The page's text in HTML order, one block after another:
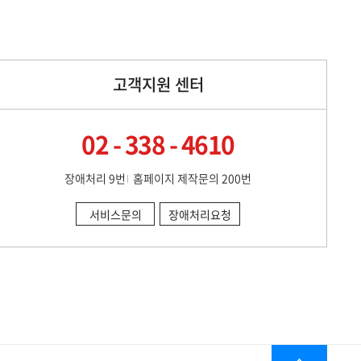
고객지원 센터
02 - 338 - 4610
장애처리 9번 홈페이지 제작문의 200번
서비스문의 장애처리요청